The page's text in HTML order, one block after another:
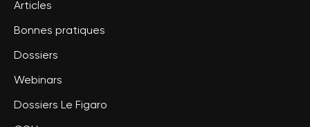
Articles
Bonnes pratiques
Dossiers
Webinars
Dossiers Le Figaro